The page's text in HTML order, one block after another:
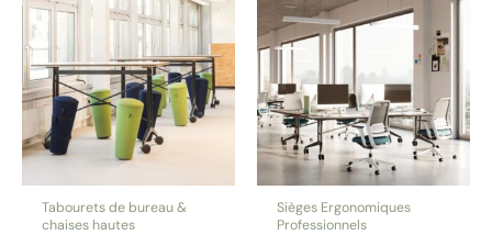
Tabourets de bureau &
chaises hautes
Sièges Ergonomiques
Professionnels